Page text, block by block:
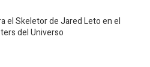
el Skeletor de Jared Leto en el
del Universo